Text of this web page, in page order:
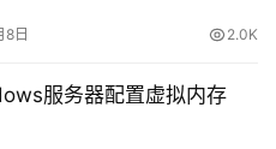
8日 2.0K
服务器配置虚拟内存